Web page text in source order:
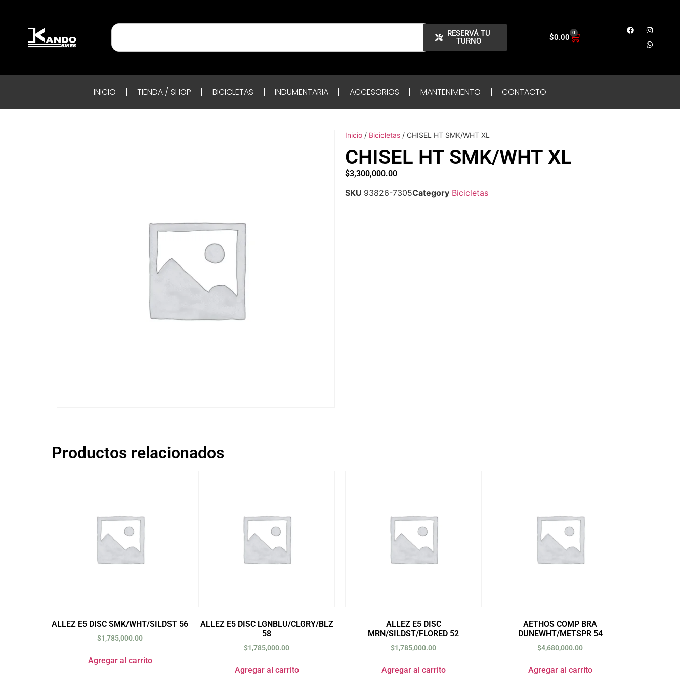
RESERVÁ TU
TURNO
$0.00 0
INICIO TIENDA / SHOP BICICLETAS INDUMENTARIA ACCESORIOS MANTENIMIENTO CONTACTO
Inicio / Bicicletas / CHISEL HT SMK/WHT XL
CHISEL HT SMK/WHT XL
$3,300,000.00
SKU 93826-7305Category Bicicletas
Productos relacionados
ALLEZ E5 DISC SMK/WHT/SILDST 56
$1,785,000.00
Agregar al carrito
ALLEZ E5 DISC LGNBLU/CLGRY/BLZ
58
$1,785,000.00
Agregar al carrito
ALLEZ E5 DISC
MRN/SILDST/FLORED 52
$1,785,000.00
Agregar al carrito
AETHOS COMP BRA
DUNEWHT/METSPR 54
$4,680,000.00
Agregar al carrito